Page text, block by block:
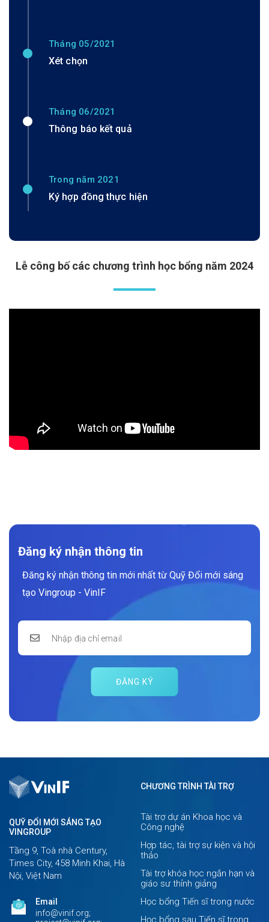
Tháng 05/2021
Xét chọn
Tháng 06/2021
Thông báo kết quả
Trong năm 2021
Ký hợp đồng thực hiện
Lễ công bố các chương trình học bổng năm 2024
Đăng ký nhận thông tin
Đăng ký nhận thông tin mới nhất từ Quỹ Đổi mới sáng
tạo Vingroup - VinIF
ĐĂNG KÝ
QUỸ ĐỔI MỚI SÁNG TẠO
VINGROUP
Tầng 9, Toà nhà Century,
Times City, 458 Minh Khai, Hà
Nội, Việt Nam
Email
info@vinif.org;
CHƯƠNG TRÌNH TÀI TRỢ
Tài trợ dự án Khoa học và
Công nghệ
Hợp tác, tài trợ sự kiện và hội
thảo
Tài trợ khóa học ngắn hạn và
giáo sư thỉnh giảng
Học bổng Tiến sĩ trong nước
Học bổng sau Tiến sĩ trong